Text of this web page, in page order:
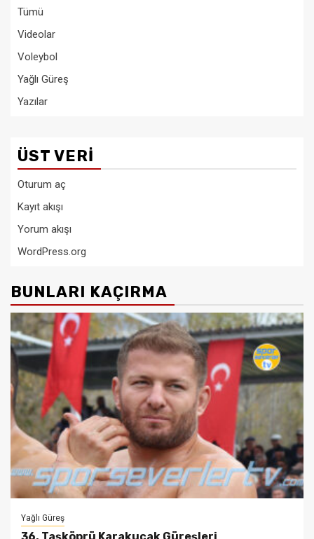
Tümü
Videolar
Voleybol
Yağlı Güreş
Yazılar
ÜST VERI
Oturum aç
Kayıt akışı
Yorum akışı
WordPress.org
BUNLARI KAÇIRMA
Yağlı Güreş